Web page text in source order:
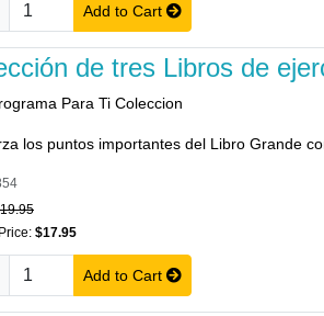
Add to Cart
de tres Libros de
Para Ti Coleccion
los puntos importantes del Libro Grande
$17.95
Add to Cart